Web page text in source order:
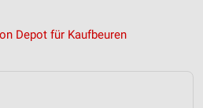
Depot für Kaufbeuren